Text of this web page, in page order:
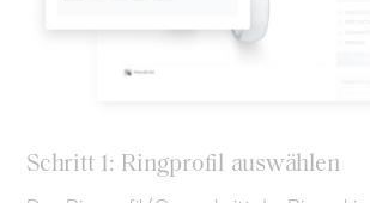
Schritt 1: Ringprofil auswählen